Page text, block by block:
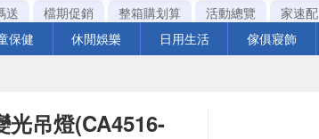
送 檔期促銷 整箱購划算 活動總覽 家速配
保健 休閒娛樂 日用生活 傢俱寢飾
光吊燈(CA4516-